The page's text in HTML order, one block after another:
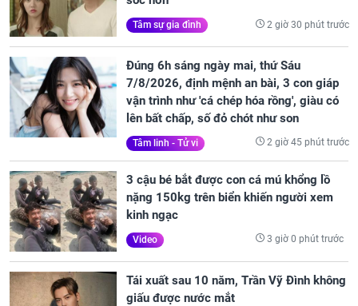
Tâm sự gia đình 2 giờ 30 phút trước
Đúng 6h sáng ngày mai, thứ Sáu
7/8/2026, định mệnh an bài, 3 con giáp
vận trình như 'cá chép hóa rồng', giàu có
lên bất chấp, số đỏ chót như son
Tâm linh - Tử vi 2 giờ 45 phút trước
3 cậu bé bắt được con cá mú khổng lồ
nặng 150kg trên biển khiến người xem
kinh ngạc
Video 3 giờ 0 phút trước
Tái xuất sau 10 năm, Trần Vỹ Đình không
giấu được nước mắt